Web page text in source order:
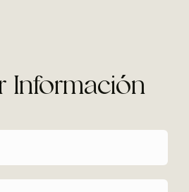
Información